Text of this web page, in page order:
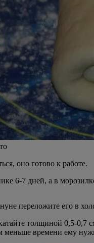
оно готово к работе.
6-7 дней, а в
переложите его в
толщиной 0,5-0,7
меньше времени ему